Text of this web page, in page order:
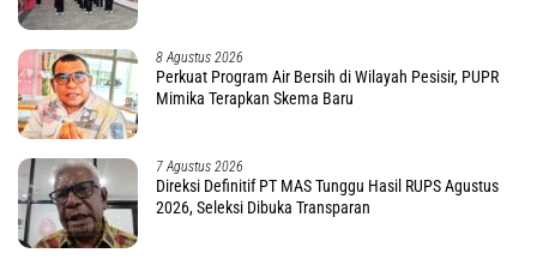
8 Agustus 2026
Perkuat Program Air Bersih di Wilayah Pesisir, PUPR
Mimika Terapkan Skema Baru
7 Agustus 2026
Direksi Definitif PT MAS Tunggu Hasil RUPS Agustus
2026, Seleksi Dibuka Transparan